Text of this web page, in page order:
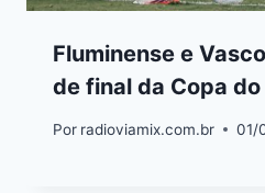
Fluminense e
de final da Copa
Por radioviamix.com.br 01/